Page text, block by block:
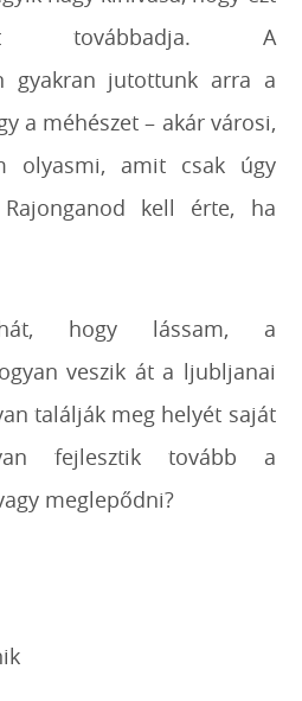
továbbadja. A
gyakran jutottunk arra a
a méhészet – akár városi,
olyasmi, amit csak úgy
kell érte, ha
hogy lássam, a
veszik át a ljubljanai
találják meg helyét saját
fejlesztik tovább a
meglepődni?